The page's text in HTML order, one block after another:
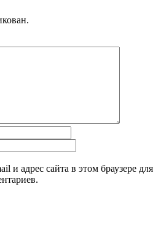
и адрес сайта в этом браузере для